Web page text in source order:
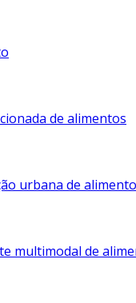
de alimentos
urbana de
multimodal de